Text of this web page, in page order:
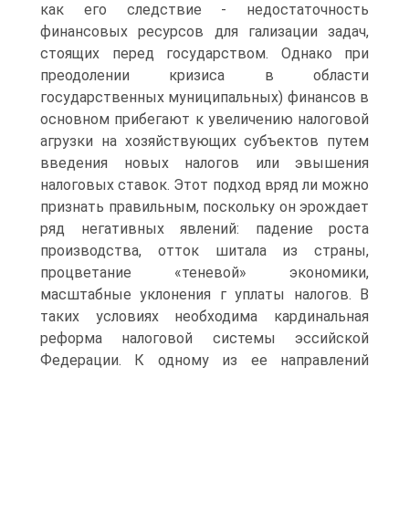
как его следствие - недостаточность
финансовых ресурсов для гализации задач,
стоящих перед государством. Однако при
преодолении кризиса в области
государственных муниципальных) финансов в
основном прибегают к увеличению налоговой
агрузки на хозяйствующих субъектов путем
введения новых налогов или эвышения
налоговых ставок. Этот подход вряд ли можно
признать правильным, поскольку он эрождает
ряд негативных явлений: падение роста
производства, отток шитала из страны,
процветание «теневой» экономики,
масштабные уклонения г уплаты налогов. В
таких условиях необходима кардинальная
реформа налоговой системы эссийской
Федерации. К одному из ее направлений